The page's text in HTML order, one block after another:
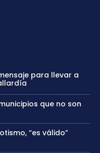
para llevar a
que no son
“es válido”